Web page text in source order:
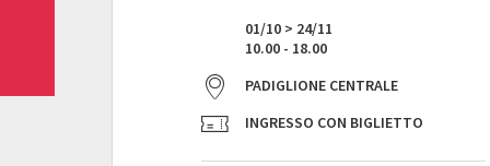
01/10 > 24/11
10.00 - 18.00
PADIGLIONE CENTRALE
INGRESSO CON BIGLIETTO